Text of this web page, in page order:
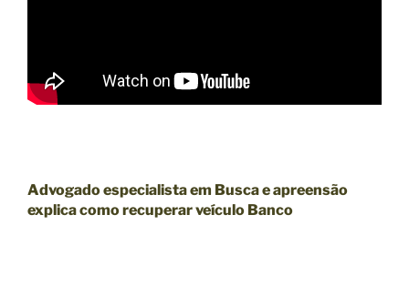
Advogado especialista em Busca e apreensão
explica como recuperar veículo Banco